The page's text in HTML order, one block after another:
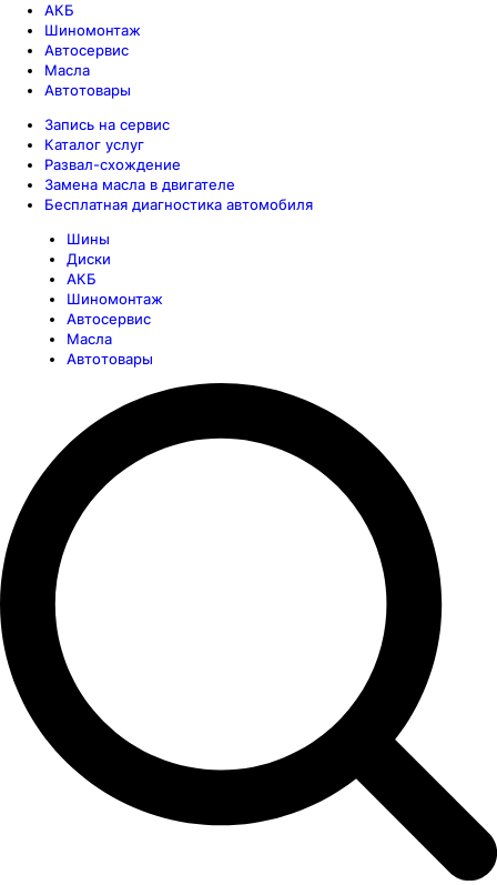
АКБ
Шиномонтаж
Автосервис
Масла
Автотовары
Запись на сервис
Каталог услуг
Развал-схождение
Замена масла в двигателе
Бесплатная диагностика автомобиля
Шины
Диски
АКБ
Шиномонтаж
Автосервис
Масла
Автотовары